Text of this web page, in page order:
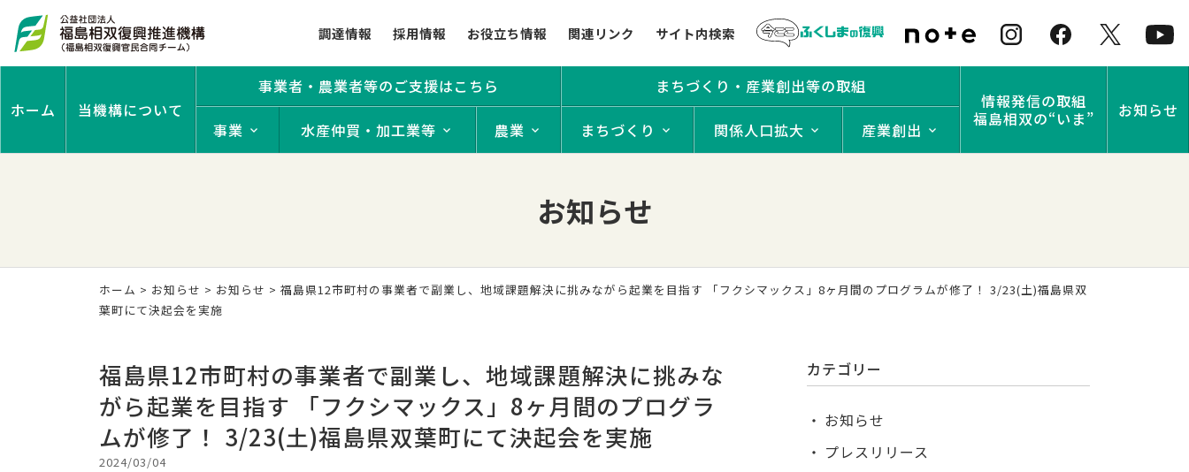
調達情報 採用情報 お役立ち情報 関連リンク サイト内検索
ホーム 当機構について
事業者・農業者等のご支援はこちら
事業 水産仲買・加工業等 農業
まちづくり・産業創出等の取組
まちづくり 関係人口拡大 産業創出
情報発信の取組
福島相双の“いま”
お知らせ
お知らせ
ホーム > お知らせ > お知らせ > 福島県12市町村の事業者で副業し、地域課題解決に挑みながら起業を目指す 「フクシマックス」8ヶ月間のプログラムが修了！ 3/23(土)福島県双
葉町にて決起会を実施
福島県12市町村の事業者で副業し、地域課題解決に挑みな
がら起業を目指す 「フクシマックス」8ヶ月間のプログラ
ムが修了！ 3/23(土)福島県双葉町にて決起会を実施
2024/03/04
カテゴリー
お知らせ
プレスリリース